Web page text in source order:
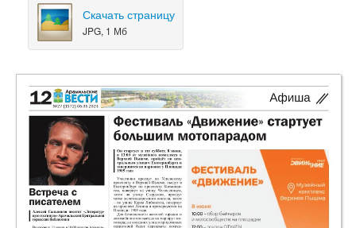
Скачать страницу
JPG, 1 Мб